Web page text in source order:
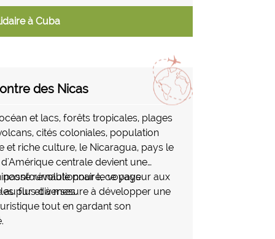
dans un havre de paix qui vous
et détente.
à Cuba
des Nicas
et lacs, forêts tropicales, plages
cités coloniales, population
et riche culture, le Nicaragua, pays le
centrale devient une
pour le voyageur aux
plus diverses.
passé révolutionnaire, ce pays
au fur et à mesure à développer une
tout en gardant son